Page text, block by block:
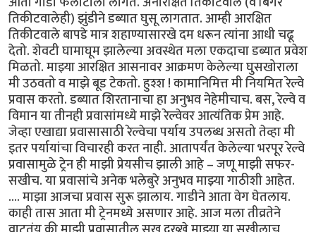
तिकीटवालेही) झुंडीने डब्यात घुसू लागतात. आम्ही आरक्षित
तिकीटवाले बापडे मात्र शहाण्यासारखे दम धरून त्यांना आधी चढू
देतो. शेवटी घामाघूम झालेल्या अवस्थेत मला एकदाचा डब्यात प्रवेश
मिळतो. माझ्या आरक्षित आसनावर आक्रमण केलेल्या घुसखोराला
मी उठवतो व माझे बूड टेकतो. हुश्श ! कामानिमित्त मी नियमित रेल्वे
प्रवास करतो. डब्यात शिरतानाचा हा अनुभव नेहेमीचाच. बस, रेल्वे व
विमान या तीनही प्रवासांमध्ये माझे रेल्वेवर आत्यंतिक प्रेम आहे.
जेव्हा एखाद्या प्रवासासाठी रेल्वेचा पर्याय उपलब्ध असतो तेव्हा मी
इतर पर्यायांचा विचारही करत नाही. आतापर्यंत केलेल्या भरपूर रेल्वे
प्रवासामुळे ट्रेन ही माझी प्रेयसीच झाली आहे – जणू माझी सफर-
सखीच. या प्रवासांचे अनेक भलेबुरे अनुभव माझ्या गाठीशी आहेत.
.... माझा आजचा प्रवास सुरू झालाय. गाडीने आता वेग घेतलाय.
काही तास आता मी ट्रेनमध्ये असणार आहे. आज मला तीव्रतेने